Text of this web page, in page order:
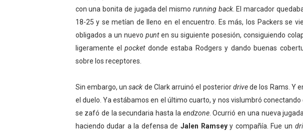
con una bonita de jugada del mismo running back. El marcador
18-25 y se metían de lleno en el encuentro. Es más, los Packers se
obligados a un nuevo punten su siguiente posesión, consiguiendo
ligeramente elpocketdonde estaba Rodgers y dando buenas
sobre los receptores.
Sin embargo, unsack de Clark arruinó el posteriordrivede los Rams. Y
el duelo. Ya estábamos en el último cuarto, y nos vislumbró conectando
se zafó de la secundaria hasta la endzone. Ocurrió en una nueva
haciendo dudar a la defensa deJalen Ramseyy compañía. Fue un